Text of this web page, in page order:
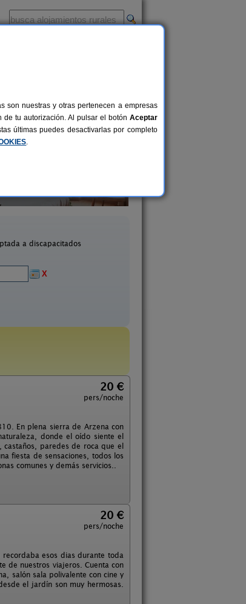
a discapacitados
X
20 €
pers/noche
En plena sierra de Arzena con
donde el oído siente el
castaños, paredes de roca que el
fiesta de sensaciones, todos los
comunes y demás servicios..
20 €
pers/noche
esos dias durante toda
de nuestros viajeros. Cuenta con
salón sala polivalente con cine y
el jardín son muy hermosas.
son nuestras y otras pertenecen a empresas
tu autorización. Al pulsar el botón Aceptar
últimas puedes desactivarlas por completo
.